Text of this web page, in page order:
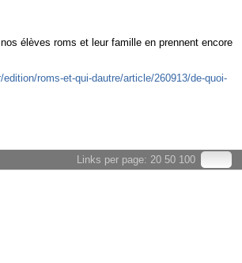
élèves roms et leur famille en prennent encore
roms-et-qui-dautre/article/260913/de-quoi-
Links per page: 20 50 100